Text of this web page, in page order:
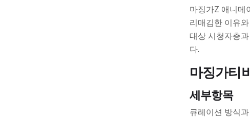
마징가Z 애니메
리매김한 이유
대상 시청자층
다.
마징가티
세부항목
큐레이션 방식